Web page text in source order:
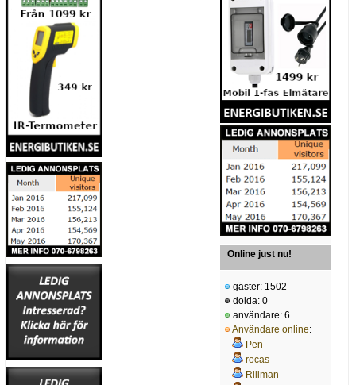
Online just nu!
gäster: 1502
dolda: 0
användare: 6
Användare online:
Pen
rocas
Rillman